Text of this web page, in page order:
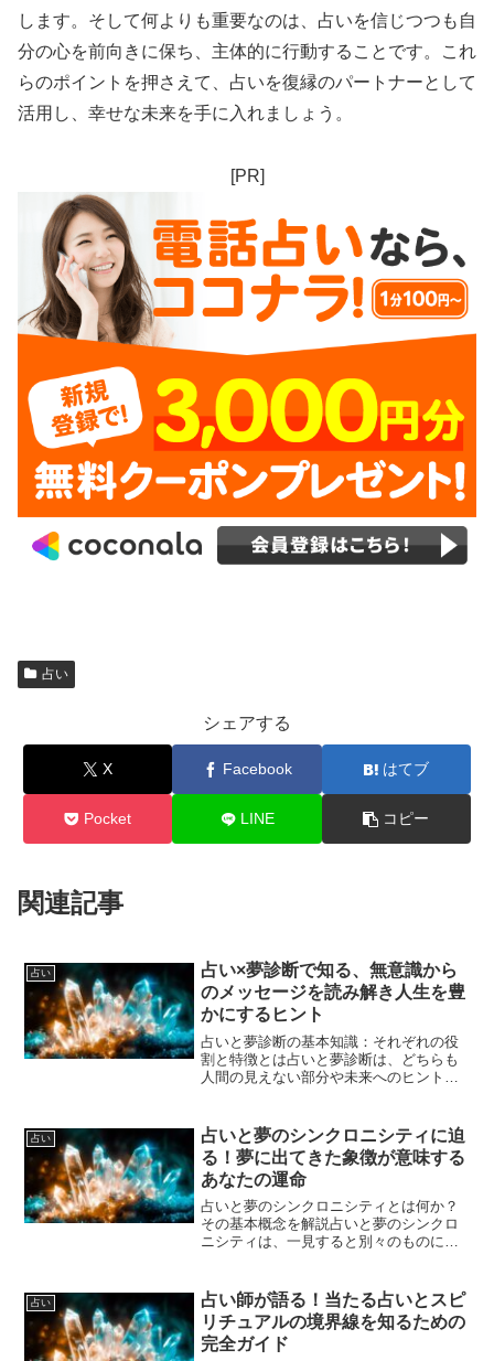
します。そして何よりも重要なのは、占いを信じつつも自
分の心を前向きに保ち、主体的に行動することです。これ
らのポイントを押さえて、占いを復縁のパートナーとして
活用し、幸せな未来を手に入れましょう。
[PR]
占い
シェアする
X Facebook はてブ
Pocket LINE コピー
関連記事
占い
占い×夢診断で知る、無意識から
のメッセージを読み解き人生を豊
かにするヒント
占いと夢診断の基本知識：それぞれの役
割と特徴とは占いと夢診断は、どちらも
人間の見えない部分や未来へのヒントを
星座、タロットカード、手相などを通し
て個人の運勢や性格、未来...
占い
占いと夢のシンクロニシティに迫
る！夢に出てきた象徴が意味する
あなたの運命
占いと夢のシンクロニシティとは何か？
その基本概念を解説占いと夢のシンクロ
ニシティは、一見すると別々のものに見
は、意味のある偶然の一致のことで、心
理学者カール・ユングが提唱...
占い
占い師が語る！当たる占いとスピ
リチュアルの境界線を知るための
完全ガイド